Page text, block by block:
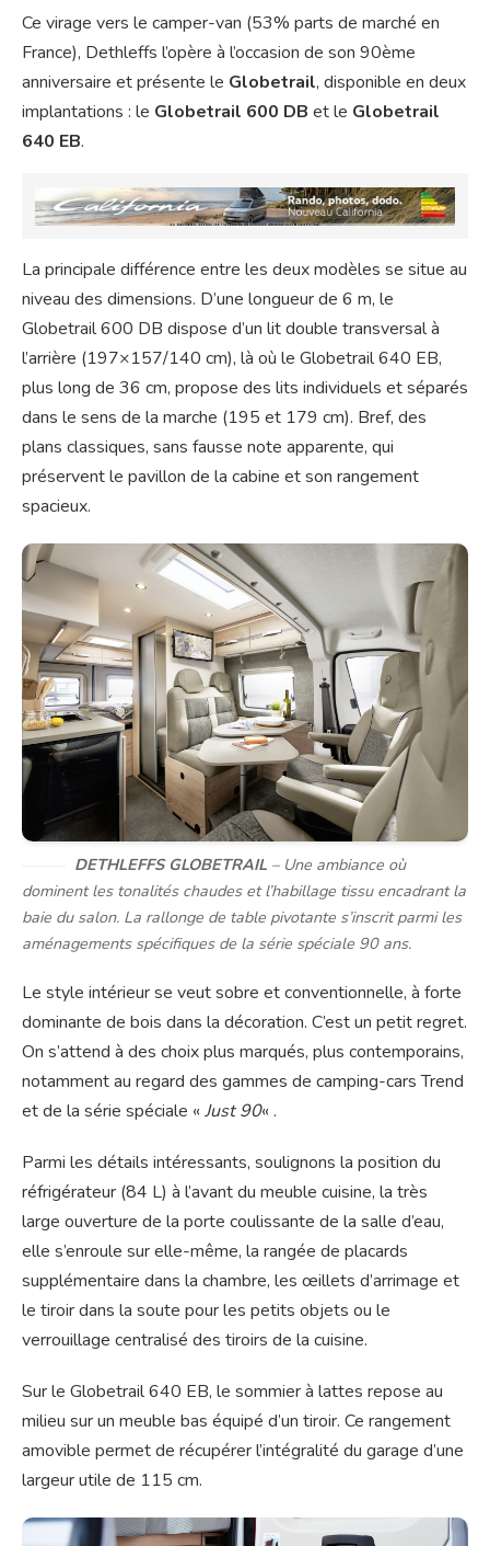
Ce virage vers le camper-van (53% parts de marché en
France), Dethleffs l’opère à l’occasion de son 90ème
anniversaire et présente le Globetrail, disponible en deux
implantations : le Globetrail 600 DB et le Globetrail
640 EB.
La principale différence entre les deux modèles se situe au
niveau des dimensions. D’une longueur de 6 m, le
Globetrail 600 DB dispose d’un lit double transversal à
l’arrière (197×157/140 cm), là où le Globetrail 640 EB,
plus long de 36 cm, propose des lits individuels et séparés
dans le sens de la marche (195 et 179 cm). Bref, des
plans classiques, sans fausse note apparente, qui
préservent le pavillon de la cabine et son rangement
spacieux.
DETHLEFFS GLOBETRAIL – Une ambiance où
dominent les tonalités chaudes et l’habillage tissu encadrant la
baie du salon. La rallonge de table pivotante s’inscrit parmi les
aménagements spécifiques de la série spéciale 90 ans.
Le style intérieur se veut sobre et conventionnelle, à forte
dominante de bois dans la décoration. C’est un petit regret.
On s’attend à des choix plus marqués, plus contemporains,
notamment au regard des gammes de camping-cars Trend
et de la série spéciale « Just 90« .
Parmi les détails intéressants, soulignons la position du
réfrigérateur (84 L) à l’avant du meuble cuisine, la très
large ouverture de la porte coulissante de la salle d’eau,
elle s’enroule sur elle-même, la rangée de placards
supplémentaire dans la chambre, les œillets d’arrimage et
le tiroir dans la soute pour les petits objets ou le
verrouillage centralisé des tiroirs de la cuisine.
Sur le Globetrail 640 EB, le sommier à lattes repose au
milieu sur un meuble bas équipé d’un tiroir. Ce rangement
amovible permet de récupérer l’intégralité du garage d’une
largeur utile de 115 cm.